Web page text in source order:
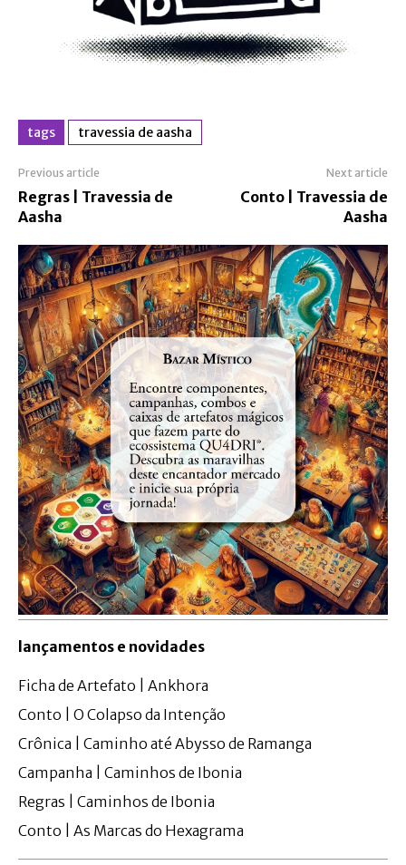
tags travessia de aasha
Previous article
Regras | Travessia de
Aasha
Next article
Conto | Travessia de
Aasha
lançamentos e novidades
Ficha de Artefato | Ankhora
Conto | O Colapso da Intenção
Crônica | Caminho até Abysso de Ramanga
Campanha | Caminhos de Ibonia
Regras | Caminhos de Ibonia
Conto | As Marcas do Hexagrama